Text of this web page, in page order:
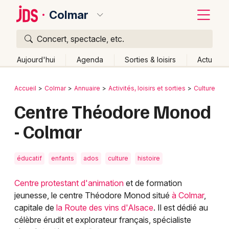
Colmar
Concert, spectacle, etc.
Aujourd'hui Agenda Sorties & loisirs Actu
Publier un événement
Manifestations
Foires & salons
Bordeaux
Colmar
Marseille
Mulhouse
Retour
Accueil Colmar Annuaire Activités, loisirs et sorties Culture et
Centre Théodore Monod
- Colmar
éducatif enfants ados culture histoire
Centre protestant d'animation et de formation
jeunesse, le centre Théodore Monod situé à Colmar,
capitale de la Route des vins d'Alsace. Il est dédié au
célèbre érudit et explorateur français, spécialiste
Quoi ?
Où ?
Près de moi
Changer de lieu
Quand ?